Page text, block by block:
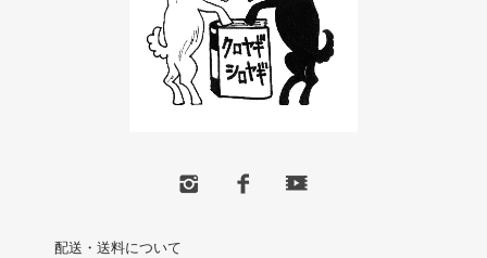
配送・送料について